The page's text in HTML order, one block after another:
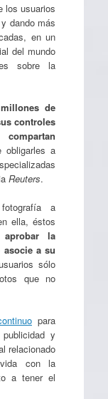
los usuarios
dando más
en un
del mundo
sobre la
de
controles
obligarles a
Reuters.
a
ella, éstos
la
asocie a su
sólo
que no
para
y
relacionado
con la
a tener el